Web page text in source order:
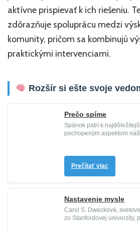
aktívne prispievať k ich riešeniu.
zdôrazňuje spoluprácu medzi
komunity, pričom sa kombinujú
praktickými intervenciami.
Rozšír si ešte svoje
Prečo spíme
Spánok patrí k
pochopeným aspektom
Prečítať viac
Nastavenie mysle
Carol S. Dwecková,
zo Stanfordovej univerzity,